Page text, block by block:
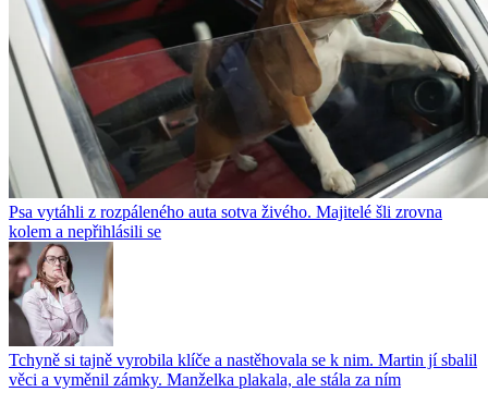
Psa vytáhli z rozpáleného auta sotva živého. Majitelé šli zrovna
kolem a nepřihlásili se
Tchyně si tajně vyrobila klíče a nastěhovala se k nim. Martin jí sbalil
věci a vyměnil zámky. Manželka plakala, ale stála za ním